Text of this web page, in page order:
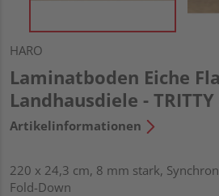
HARO
Laminatboden Eiche
Landhausdiele -
Artikelinformationen
220 x 24,3 cm, 8 mm stark,
Fold-Down